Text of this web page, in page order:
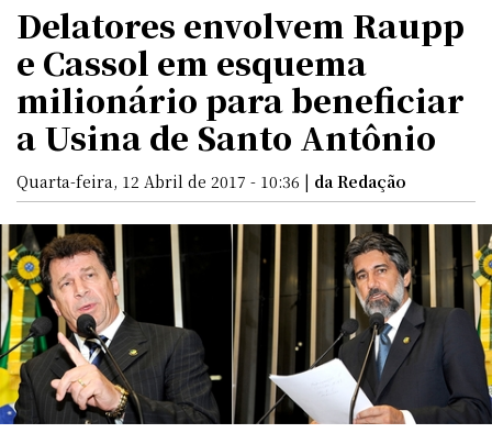
Delatores envolvem Raupp
e Cassol em esquema
milionário para beneficiar
a Usina de Santo Antônio
Quarta-feira, 12 Abril de 2017 - 10:36 | da Redação